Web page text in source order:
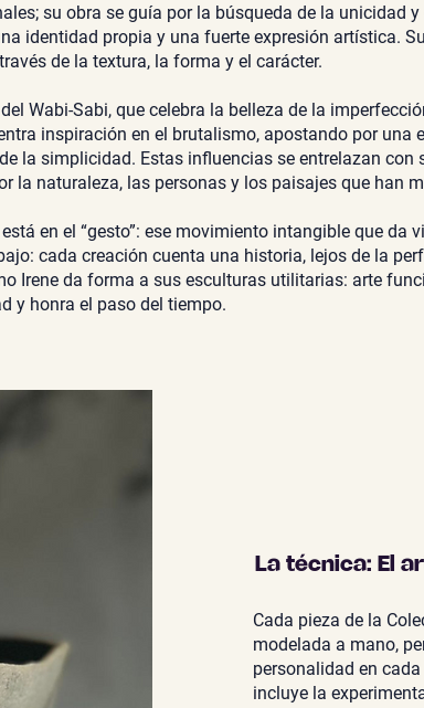
su obra se guía por la búsqueda de la unicidad y
identidad propia y una fuerte expresión artística.
de la textura, la forma y el carácter.
Wabi-Sabi, que celebra la belleza de la
inspiración en el brutalismo, apostando por una
la simplicidad. Estas influencias se entrelazan con
la naturaleza, las personas y los paisajes que han
en el “gesto”: ese movimiento intangible que da
cada creación cuenta una historia, lejos de la
Irene da forma a sus esculturas utilitarias: arte
y honra el paso del tiempo.
La técnica: El
Cada pieza de la
modelada a mano,
personalidad en
incluye la